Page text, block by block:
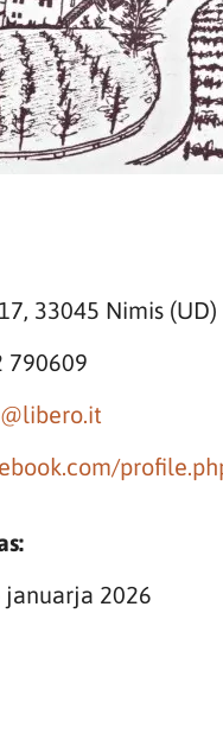
33045 Nimis (UD)
790609
januarja 2026